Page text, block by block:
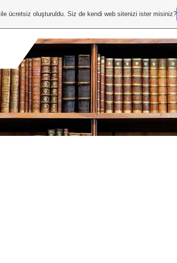
ile ücretsiz oluşturuldu. Siz de kendi web sitenizi ister misiniz?